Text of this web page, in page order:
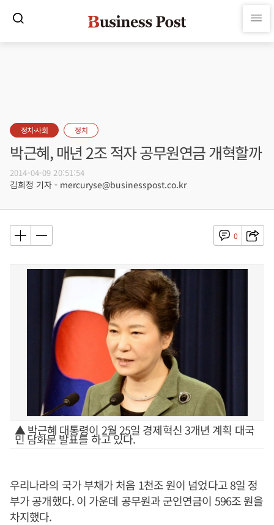
정치·사회 정치
박근혜, 매년 2조 적자 공무원연금 개혁할까
2014-04-09 20:51:54
김희정 기자 - mercuryse@businesspost.co.kr
0
▲ 박근혜 대통령이 2월 25일 경제혁신 3개년 계획 대국
민 담화문 발표를 하고 있다.
우리나라의 국가 부채가 처음 1천조 원이 넘었다고 8일 정
부가 공개했다. 이 가운데 공무원과 군인연금이 596조 원을
차지했다.